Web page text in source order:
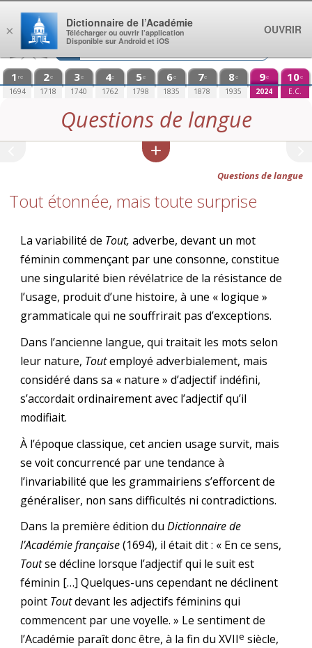
Aller au contenu
1 re
1694
2e
1718
3e
1740
4e
1762
5e
1798
6e
1835
7e
1878
8e
1935
9e
2024
10e
E.C.
Questions de langue
Questions de langue
Tout étonnée, mais toute surprise
La variabilité de Tout, adverbe, devant un mot
féminin commençant par une consonne, constitue
une singularité bien révélatrice de la résistance de
l’usage, produit d’une histoire, à une « logique »
grammaticale qui ne souffrirait pas d’exceptions.
Dans l’ancienne langue, qui traitait les mots selon
leur nature, Toutemployé adverbialement, mais
considéré dans sa « nature » d’adjectif indéfini,
s’accordait ordinairement avec l’adjectif qu’il
modifiait.
À l’époque classique, cet ancien usage survit, mais
se voit concurrencé par une tendance à
l’invariabilité que les grammairiens s’efforcent de
généraliser, non sans difficultés ni contradictions.
Dans la première édition duDictionnaire de
l’Académie française(1694), il était dit : « En ce sens,
Toutse décline lorsque l’adjectif qui le suit est
féminin […] Quelques-uns cependant ne déclinent
point Toutdevant les adjectifs féminins qui
commencent par une voyelle. » Le sentiment de
l’Académie paraît donc être, à la fin du XVIIe siècle,
×
Dictionnaire de l’Académie
Télécharger ou ouvrir l’application
Disponible sur Android et iOS
OUVRIR